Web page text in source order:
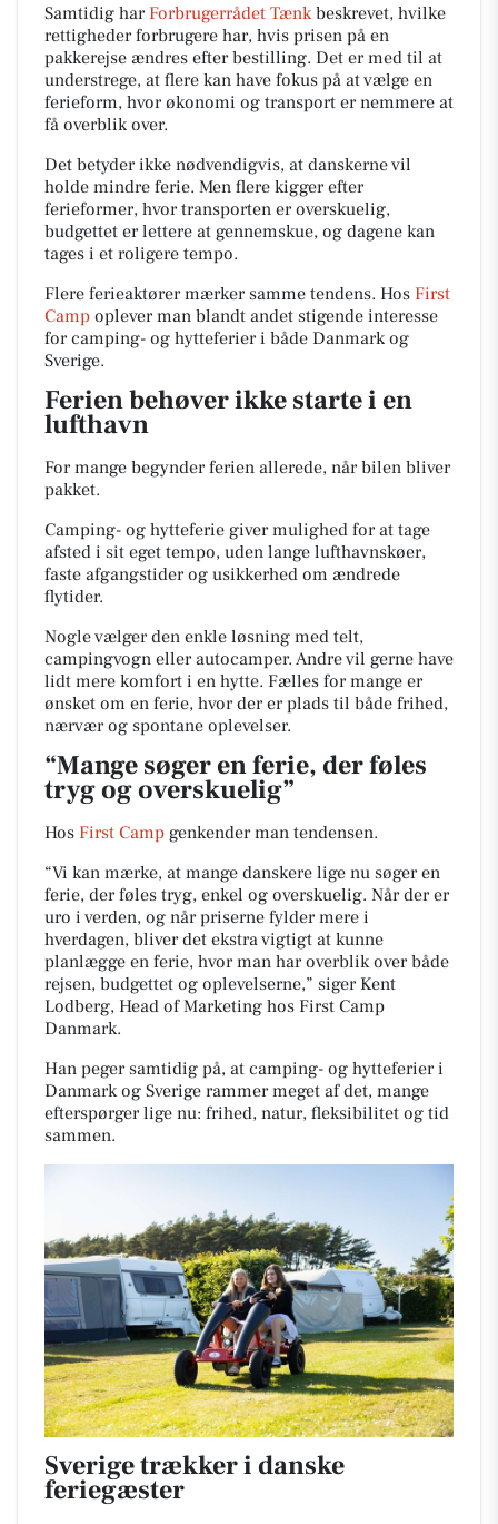
Samtidig har Forbrugerrådet Tænkbeskrevet, hvilke
rettigheder forbrugere har, hvis prisen på en
pakkerejse ændres efter bestilling. Det er med til at
understrege, at flere kan have fokus på at vælge en
ferieform, hvor økonomi og transport er nemmere at
få overblik over.
Det betyder ikke nødvendigvis, at danskerne vil
holde mindre ferie. Men flere kigger efter
ferieformer, hvor transporten er overskuelig,
budgettet er lettere at gennemskue, og dagene kan
tages i et roligere tempo.
Flere ferieaktører mærker samme tendens. Hos First
Camp oplever man blandt andet stigende interesse
for camping- og hytteferier i både Danmark og
Sverige.
Ferien behøver ikke starte i en
lufthavn
For mange begynder ferien allerede, når bilen bliver
pakket.
Camping- og hytteferie giver mulighed for at tage
afsted i sit eget tempo, uden lange lufthavnskøer,
faste afgangstider og usikkerhed om ændrede
flytider.
Nogle vælger den enkle løsning med telt,
campingvogn eller autocamper. Andre vil gerne have
lidt mere komfort i en hytte. Fælles for mange er
ønsket om en ferie, hvor der er plads til både frihed,
nærvær og spontane oplevelser.
“Mange søger en ferie, der føles
tryg og overskuelig”
Hos First Camp genkender man tendensen.
“Vi kan mærke, at mange danskere lige nu søger en
ferie, der føles tryg, enkel og overskuelig. Når der er
uro i verden, og når priserne fylder mere i
hverdagen, bliver det ekstra vigtigt at kunne
planlægge en ferie, hvor man har overblik over både
rejsen, budgettet og oplevelserne,” siger Kent
Lodberg, Head of Marketing hos First Camp
Danmark.
Han peger samtidig på, at camping- og hytteferier i
Danmark og Sverige rammer meget af det, mange
efterspørger lige nu: frihed, natur, fleksibilitet og tid
sammen.
Sverige trækker i danske
feriegæster